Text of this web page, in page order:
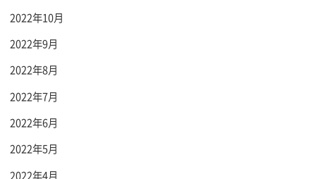
2022年10月
2022年9月
2022年8月
2022年7月
2022年6月
2022年5月
2022年4月